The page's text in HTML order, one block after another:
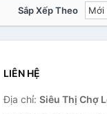
Sắp Xếp Theo
LIÊN HỆ
Địa chỉ: Siêu Thị Chợ